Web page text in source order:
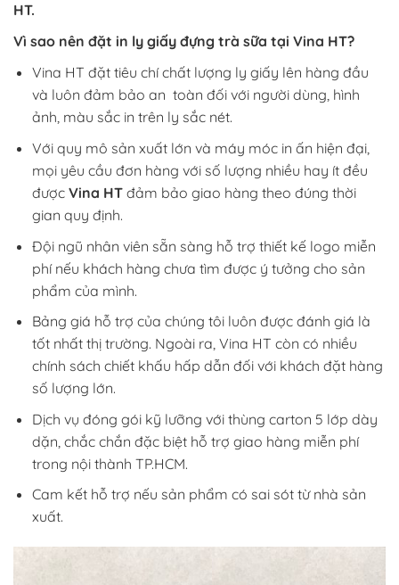
HT.
Vì sao nên đặt in ly giấy đựng trà sữa tại Vina HT?
Vina HT đặt tiêu chí chất lượng ly giấy lên hàng đầu
và luôn đảm bảo an toàn đối với người dùng, hình
ảnh, màu sắc in trên ly sắc nét.
Với quy mô sản xuất lớn và máy móc in ấn hiện đại,
mọi yêu cầu đơn hàng với số lượng nhiều hay ít đều
được Vina HT đảm bảo giao hàng theo đúng thời
gian quy định.
Đội ngũ nhân viên sẵn sàng hỗ trợ thiết kế logo miễn
phí nếu khách hàng chưa tìm được ý tưởng cho sản
phẩm của mình.
Bảng giá hỗ trợ của chúng tôi luôn được đánh giá là
tốt nhất thị trường. Ngoài ra, Vina HT còn có nhiều
chính sách chiết khấu hấp dẫn đối với khách đặt hàng
số lượng lớn.
Dịch vụ đóng gói kỹ lưỡng với thùng carton 5 lớp dày
dặn, chắc chắn đặc biệt hỗ trợ giao hàng miễn phí
trong nội thành TP.HCM.
Cam kết hỗ trợ nếu sản phẩm có sai sót từ nhà sản
xuất.